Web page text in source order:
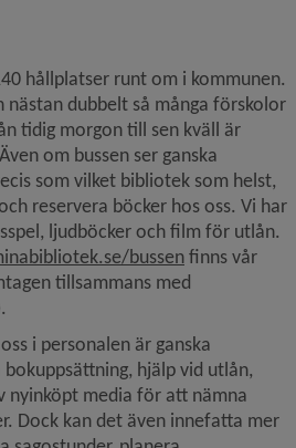
hållplatser runt om i kommunen.
nästan dubbelt så många förskolor
tidig morgon till sen kväll är
om bussen ser ganska
som vilket bibliotek som helst,
reservera böcker hos oss. Vi har
ljudböcker och film för utlån.
bussenLänk till
finns vår
till annan webbplats, öppnas i nytt
tillsammans med
till annan webbplats, öppnas i
i personalen är ganska
hjälp vid utlån,
nyinköpt media för att nämna
Dock kan det även innefatta mer